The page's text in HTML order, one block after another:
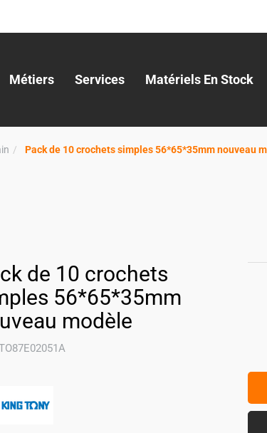
Métiers Services Matériels En Stock
Pack de 10 crochets simples 56*65*35mm nouveau
de 10 crochets
56*65*35mm
modèle